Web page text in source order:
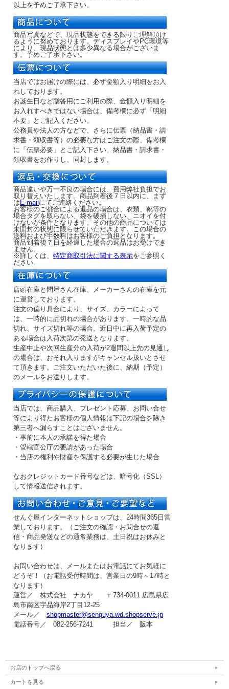
以上を予めご了承下さい。
商品写真などで、現品状態をできる限りご理解頂け
るように努めております。ディスプレイやPC環境等
により、現品状態とは多少異なる場合がございま
す。予めご了承下さい。
当店ではお届けの際には、必ず金額入り明細をお入
れしております。
お誕生日など贈答用にご利用の際、金額入り明細を
お入れすべきではない場合は、備考欄に必ず「明細
不要」とご記入ください。
公務員や法人の方などで、さらに伝票（納品書・請
求書・領収書等）の必要な方はご注文の際、備考欄
に「伝票必要」とご記入下さい。納品書・請求書・
領収書をお作りし、同封します。
商品違いや万一不良の場合には、費用弊社負担でお
取り替えいたします。商品到着後７日以内に、まず
は E-mail にてご連絡ください。
お客様のご都合による返品の場合は、衣類、靴等の
場合タグを取らない、袋を破損しない、ニオイを付
けないが条件となります。その他の商品については
未開封の状態に限らせていただきます。この場合の
送料および手数料はお客様のご負担となります。
商品到着後７日を経過した場合の返品はお受けでき
ません。
※詳しくは、 特定商取引法に関する表示をご参照く
ださい。
店頭在庫と問屋さん在庫、メーカーさんの在庫を元
に運営しております。
注文の偏り具合により、サイズ、カラーによって
は、一時的に品切れの場合があります。一時的な品
切れ、サイズ切れ等の場合、近日中に再入荷予定の
ある場合は入荷次第の発送となります。
生産中止や次回生産分の入荷が2週間以上先の見通し
の場合は、おそれ入りますがキャンセル扱いとさせ
て頂きます。ご注文いただいた後に、納期（予定）
のメールをお送りします。
当店では、商品購入、プレゼント応募、お問い合せ
等により得たお客様の個人情報は下記の場合を除き
第三者へ漏らすことはございません。
・事前に本人の承諾を得た場合
・管轄官公庁の要請があった場合
・当店の権利や財産を保護する必要が生じた場合
なおクレジットカード番号などは、暗号化（SSL）
して情報送信されます。
せんぐ屋インターネットショップは、24時間365日営
業しております。（ご注文の確認・お問合せの返
信・商品発送などの通常業務は、土日祝はお休みと
なります）
お問い合わせは、メールまたはお電話にてお気軽に
どうぞ！（お電話受付時間は、 営業日の9時～17時と
なります）
運営／ 株式会社 ナカヤ 〒734-0011 広島県広
島市南区宇品海岸2丁目12-25
メール／ shopmaster@senguya.wd.shopserve.jp
電話番号／ 082-256-7241 担当／ 阪本
お店のトップへ戻る
カートを見る